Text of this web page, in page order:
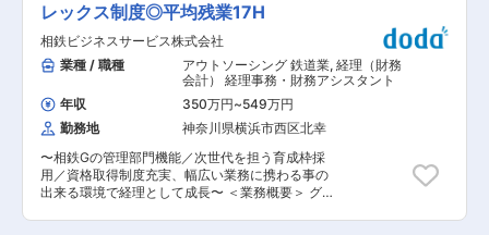
しており、確実に安定成長が見込める企業として
認識されています。 変更の範囲：会社の定める業
務
実しており、マネジメントスキルを学べる機会な
ど、階層別に多数用意しております。 ■組織構成
部長、部長代理、係長、派遣社員、パート社員の
5名※ベテラン社員が多いため、しっかり業務を習
り安定性◎婚礼施設の他、保育、療育、フォトス
タジオ、カルチャーなど、ライフイベントに沿っ
た様々なサービスを提供。施設毎に異なるコンセ
プトづくりや地産地消の食材など、当社ならでは
のこだわりを魅力に多くのお客様から選ばれてい
ます。 変更の範囲：会社の定める業務
力業務 ・手形帳の記載 ・相殺処理 ・出納長の管
理 ・税理士に提出する資料の作成 ＜一般事務
業務詳細＞ ・受発注業務（仕入れ先へ見積依頼、
発注／PCによる資料作成、販売管理システムへ
の入力業務） ・顧客対応（金物店やホームセンタ
ーなどの顧客への電話応対等） ■働き方： 残業
月20h以下（定時が17:30で毎日18:30頃までに終
業） ■組織構成： 業務部は8名在籍。（20代：1
名、30代：5名、40代：1名） 経理専任の女性が
1名おり、その方のサポートをお願いします。 ■
当社について： 創業約30年のメーカー兼卸業者
として、建築資材／繊維製品／工業用品等を取り
扱っています。中国からの輸入貿易を40年前にス
レックス制度◎平均残業17H
相鉄ビジネスサービス株式会社
業種 / 職種
アウトソーシング 鉄道業, 経理（財務
会計） 経理事務・財務アシスタント
年収
350万円~549万円
勤務地
神奈川県横浜市西区北幸
〜相鉄Gの管理部門機能／次世代を担う育成枠採
用／資格取得制度充実、幅広い業務に携わる事の
出来る環境で経理として成長〜 ＜業務概要＞ グ